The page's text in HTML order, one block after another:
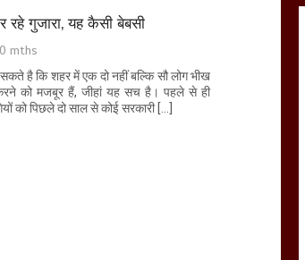
गुजारा, यह कैसी बेबसी
mths
है कि शहर में एक दो नहीं बल्कि सौ लोग भीख
को मजबूर हैं, जीहां यह सच है। पहले से ही
को पिछले दो साल से कोई सरकारी […]